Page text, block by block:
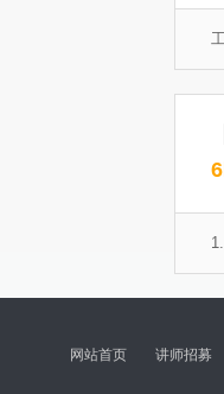
网站首页 讲师招募